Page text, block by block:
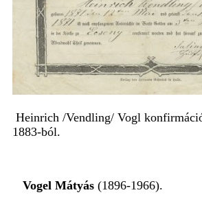
Heinrich /Vendling/ Vogl
1883-ból.
Vogel Mátyás (1896-1966).